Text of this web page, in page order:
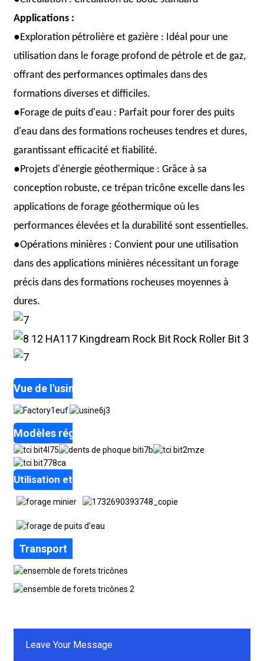
Applications :
●Exploration pétrolière et gazière : Idéal pour une
utilisation dans le forage profond de pétrole et de gaz,
offrant des performances optimales dans des
formations diverses et difficiles.
●Forage de puits d'eau : Parfait pour forer des puits
d'eau dans des formations rocheuses tendres et dures,
garantissant efficacité et fiabilité.
●Projets d'énergie géothermique : Grâce à sa
conception robuste, ce trépan tricône excelle dans les
applications de forage géothermique où les
performances élevées et la durabilité sont essentielles.
●Opérations minières : Convient pour une utilisation
dans des applications minières nécessitant un forage
précis dans des formations rocheuses moyennes à
dures.
Vue de l'usine
Modèles réguliers
Utilisation et application du foret
Transport
Leave Your Message